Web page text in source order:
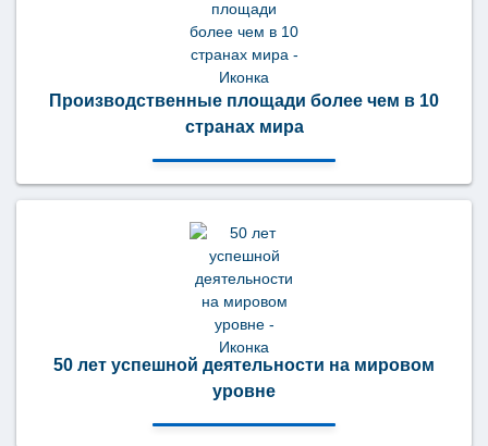
Производственные площади более чем в 10
странах мира
50 лет успешной деятельности на мировом
уровне